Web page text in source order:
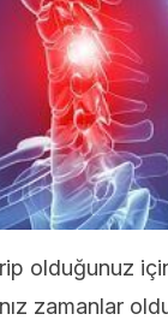
olduğunuz
zamanlar